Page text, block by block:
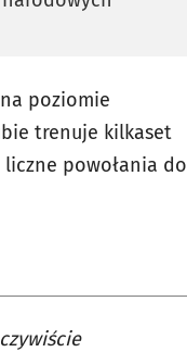
poziomie
trenuje kilkaset
liczne powołania do